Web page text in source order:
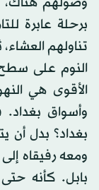
برحلة عابرة
تناولهم
النوم على سطح
الأقوى هي
وأسواق
بغداد؟ بدل أن
بابل. كأنه